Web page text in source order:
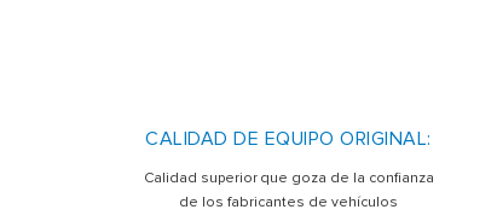
CALIDAD DE EQUIPO ORIGINAL:
Calidad superior que goza de la confianza
de los fabricantes de vehículos